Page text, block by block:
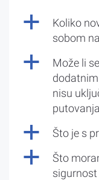
a
Koliko
sobom
a
Može li
nisu
a Što je s
a
Što